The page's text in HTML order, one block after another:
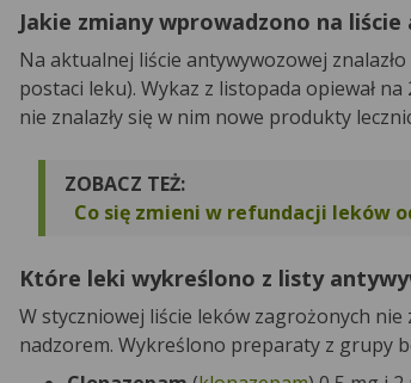
Jakie zmiany wprowadzono na
Na aktualnej liście antywywozowej znalazło
postaci leku). Wykaz z listopada opiewał
nie znalazły się w nim nowe produkty
ZOBACZ TEŻ:
Co się zmieni w refundacji leków
Które leki wykreślono z listy
W styczniowej liście leków zagrożonych nie
nadzorem. Wykreślono preparaty z grupy